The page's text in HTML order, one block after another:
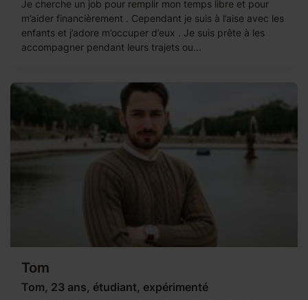
Je cherche un job pour remplir mon temps libre et pour
m’aider financièrement . Cependant je suis à l’aise avec les
enfants et j’adore m’occuper d’eux . Je suis prête à les
accompagner pendant leurs trajets ou...
Tom
Tom, 23 ans, étudiant, expérimenté